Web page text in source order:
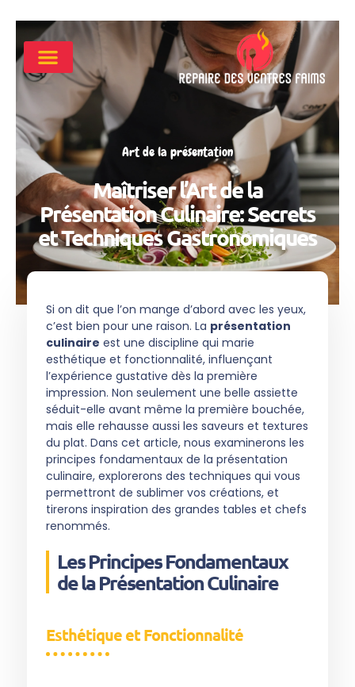
Art de la présentation
Maîtriser l’Art de la
Présentation Culinaire: Secrets
et Techniques Gastronomiques
Si on dit que l’on mange d’abord avec les yeux,
c’est bien pour une raison. La présentation
culinaire est une discipline qui marie
esthétique et fonctionnalité, influençant
l’expérience gustative dès la première
impression. Non seulement une belle assiette
séduit-elle avant même la première bouchée,
mais elle rehausse aussi les saveurs et textures
du plat. Dans cet article, nous examinerons les
principes fondamentaux de la présentation
culinaire, explorerons des techniques qui vous
permettront de sublimer vos créations, et
tirerons inspiration des grandes tables et chefs
renommés.
Les Principes Fondamentaux
de la Présentation Culinaire
Esthétique et Fonctionnalité